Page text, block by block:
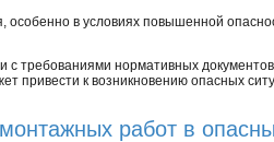
в условиях повышенной
с требованиями нормативных
к возникновению опасных
работ в